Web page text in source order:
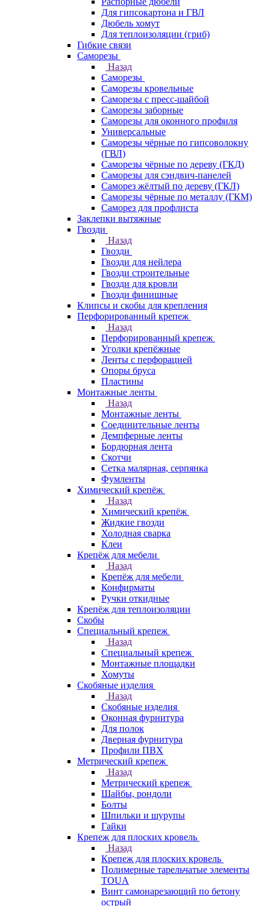
Для гипсокартона и ГВЛ
Дюбель хомут
Для теплоизоляции (гриб)
Гибкие связи
Саморезы
Назад
Саморезы
Саморезы кровельные
Саморезы с пресс-шайбой
Саморезы заборные
Саморезы для оконного профиля
Универсальные
Саморезы чёрные по гипсоволокну
(ГВЛ)
Саморезы чёрные по дереву (ГКД)
Саморезы для сэндвич-панелей
Саморез жёлтый по дереву (ГКЛ)
Саморезы чёрные по металлу (ГКМ)
Саморез для профлиста
Заклепки вытяжные
Гвозди
Назад
Гвозди
Гвозди для нейлера
Гвозди строительные
Гвозди для кровли
Гвозди финишные
Клипсы и скобы для крепления
Перфорированный крепеж
Назад
Перфорированный крепеж
Уголки крепёжные
Ленты с перфорацией
Опоры бруса
Пластины
Монтажные ленты
Назад
Монтажные ленты
Соединительные ленты
Демпферные ленты
Бордюрная лента
Скотчи
Сетка малярная, серпянка
Фумленты
Химический крепёж
Назад
Химический крепёж
Жидкие гвозди
Холодная сварка
Клеи
Крепёж для мебели
Назад
Крепёж для мебели
Конфирматы
Ручки откидные
Крепёж для теплоизоляции
Скобы
Специальный крепеж
Назад
Специальный крепеж
Монтажные площадки
Хомуты
Скобяные изделия
Назад
Скобяные изделия
Оконная фурнитура
Для полок
Дверная фурнитура
Профили ПВХ
Метрический крепеж
Назад
Метрический крепеж
Шайбы, рондоли
Болты
Шпильки и шурупы
Гайки
Крепеж для плоских кровель
Назад
Крепеж для плоских кровель
Полимерные тарельчатые элементы
TOUA
Винт самонарезающий по бетону
острый